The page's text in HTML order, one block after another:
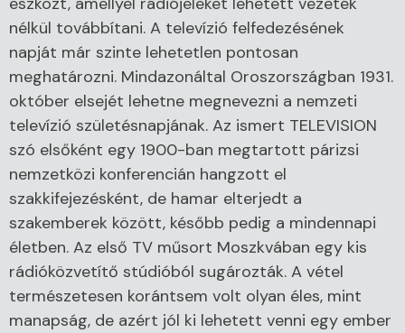
nélkül továbbítani. A televízió felfedezésének
napját már szinte lehetetlen pontosan
meghatározni. Mindazonáltal Oroszországban 1931.
október elsejét lehetne megnevezni a nemzeti
televízió születésnapjának. Az ismert TELEVISION
szó elsőként egy 1900-ban megtartott párizsi
nemzetközi konferencián hangzott el
szakkifejezésként, de hamar elterjedt a
szakemberek között, később pedig a mindennapi
életben. Az első TV műsort Moszkvában egy kis
rádióközvetítő stúdióból sugározták. A vétel
természetesen korántsem volt olyan éles, mint
manapság, de azért jól ki lehetett venni egy ember